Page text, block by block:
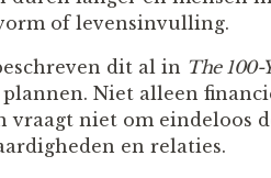
of levensinvulling.
dit al in The 100-
Niet alleen
vraagt niet om eindeloos
en relaties.